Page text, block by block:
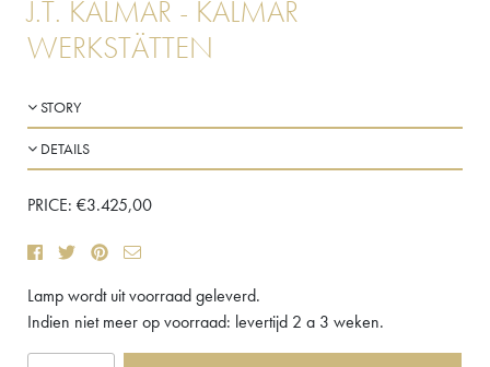
J.T. KALMAR - KALMAR
WERKSTÄTTEN
STORY
DETAILS
PRICE: €3.425,00
Lamp wordt uit voorraad geleverd.
Indien niet meer op voorraad: levertijd 2 a 3 weken.